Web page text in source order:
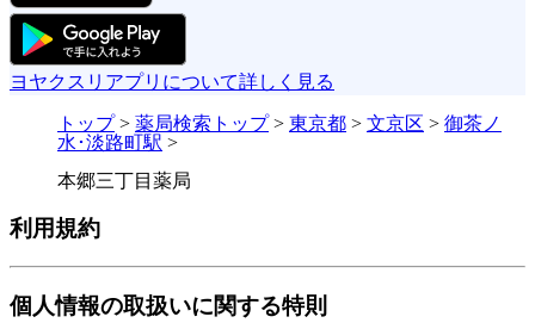
ヨヤクスリアプリについて詳しく見る
トップ> 薬局検索トップ> 東京都 > 文京区 > 御茶ノ
水･淡路町駅 >
本郷三丁目薬局
利用規約
個人情報の取扱いに関する特則